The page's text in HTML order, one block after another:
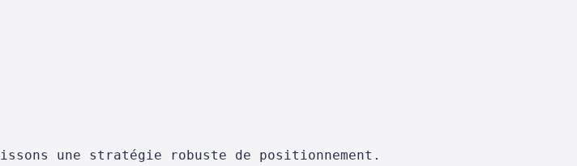
une stratégie robuste de positionnement.